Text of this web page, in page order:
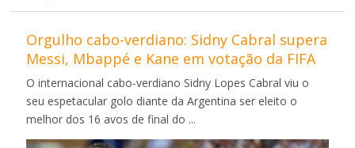
Orgulho cabo-verdiano: Sidny Cabral supera
Messi, Mbappé e Kane em votação da FIFA
O internacional cabo-verdiano Sidny Lopes Cabral viu o
seu espetacular golo diante da Argentina ser eleito o
melhor dos 16 avos de final do ...